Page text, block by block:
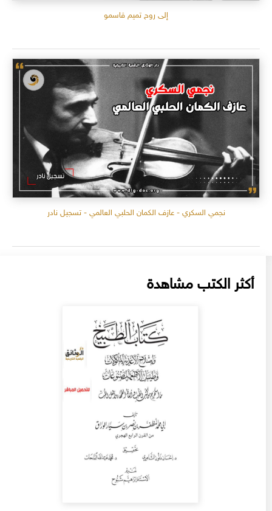
إلى روح تميم قاسمو
نجمي السكري - عازف الكمان الحلبي العالمي - تسجيل نادر
أكثر الكتب مشاهدة